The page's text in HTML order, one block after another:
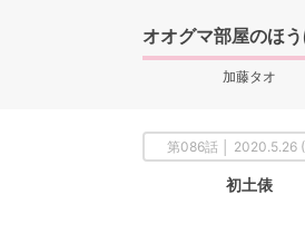
オオグマ部屋のほ
加藤タオ
第086話 │ 2020.5.26
初土俵